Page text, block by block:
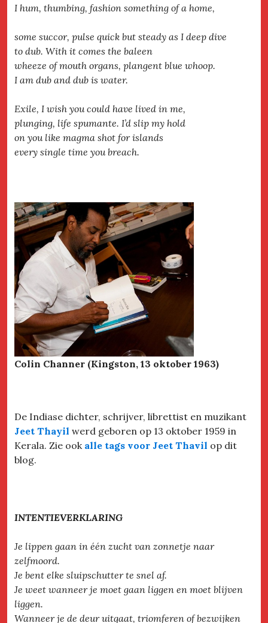
I hum, thumbing, fashion something of a home,
some succor, pulse quick but steady as I deep dive
to dub. With it comes the baleen
wheeze of mouth organs, plangent blue whoop.
I am dub and dub is water.
Exile, I wish you could have lived in me,
plunging, life spumante. I’d slip my hold
on you like magma shot for islands
every single time you breach.
Colin Channer (Kingston, 13 oktober 1963)
De Indiase dichter, schrijver, librettist en muzikant
Jeet Thayil werd geboren op 13 oktober 1959 in
Kerala. Zie ook alle tags voor Jeet Thavil op dit
blog.
INTENTIEVERKLARING
Je lippen gaan in één zucht van zonnetje naar
zelfmoord.
Je bent elke sluipschutter te snel af.
Je weet wanneer je moet gaan liggen en moet blijven
liggen.
Wanneer je de deur uitgaat, triomferen of bezwijken